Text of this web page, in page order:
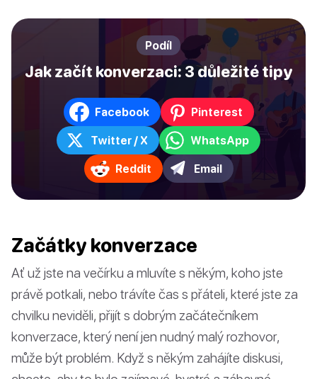
Podíl
Jak začít konverzaci: 3 důležité tipy
Facebook Pinterest
Twitter / X WhatsApp
Reddit Email
Začátky konverzace
Ať už jste na večírku a mluvíte s někým, koho jste
právě potkali, nebo trávíte čas s přáteli, které jste za
chvilku neviděli, přijít s dobrým začátečníkem
konverzace, který není jen nudný malý rozhovor,
může být problém. Když s někým zahájíte diskusi,